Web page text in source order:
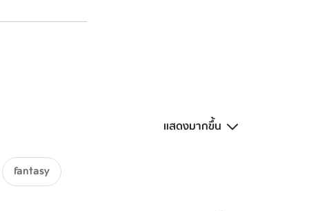
แสดงมากขึ้น
fantasy